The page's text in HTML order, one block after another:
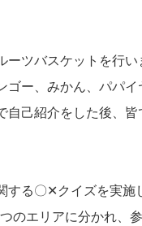
ーツバスケットを行い
ゴー、みかん、パパイ
自己紹介をした後、皆
する〇✕クイズを実施
のエリアに分かれ、